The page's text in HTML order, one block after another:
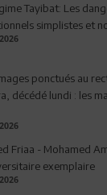
Tayibat: Les
simplistes et
ponctués au
décédé lundi : les
Friaa - Mohamed
exemplaire